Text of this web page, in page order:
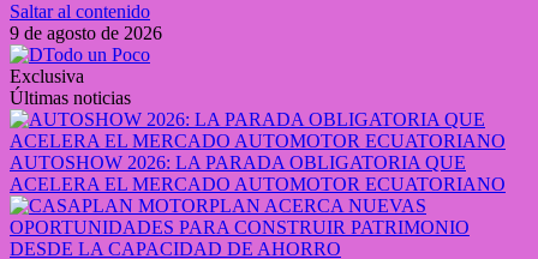
Saltar al contenido
9 de agosto de 2026
Exclusiva
Últimas noticias
AUTOSHOW 2026: LA PARADA OBLIGATORIA QUE
ACELERA EL MERCADO AUTOMOTOR ECUATORIANO